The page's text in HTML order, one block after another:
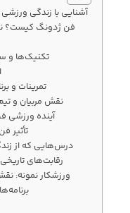
آشنایی با زندگی
فن ژدونگ کیست؟
تکنیک‌ها و
تمرینات و
نقش مربیان و
آینده
تأثیر
درس‌هایی که از
رقابت‌های
ورزشکار نمونه: